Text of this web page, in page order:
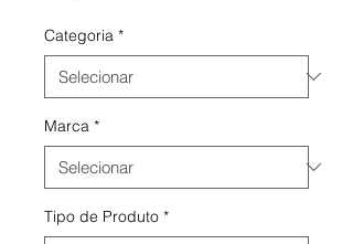
Categoria *
Marca *
Tipo de Produto *